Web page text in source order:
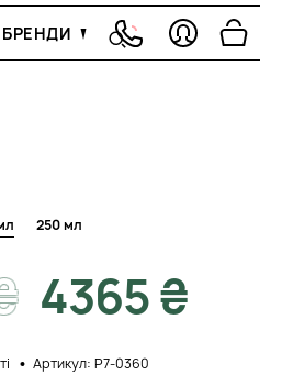
БРЕНДИ
250 мл
4365 ₴
Артикул: P7-0360